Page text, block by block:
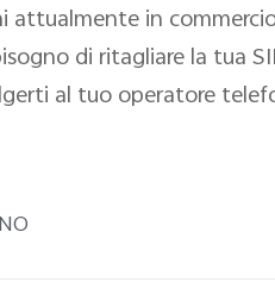
in
di ritagliare la tua
al tuo operatore
NO